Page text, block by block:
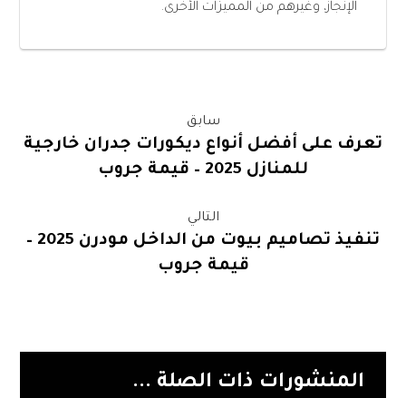
الإنجاز، وغيرهم من المميزات الأخرى.
سابق
تعرف على أفضل أنواع ديكورات جدران خارجية
للمنازل 2025 – قيمة جروب
التالي
تنفيذ تصاميم بيوت من الداخل مودرن 2025 –
قيمة جروب
المنشورات ذات الصلة ...